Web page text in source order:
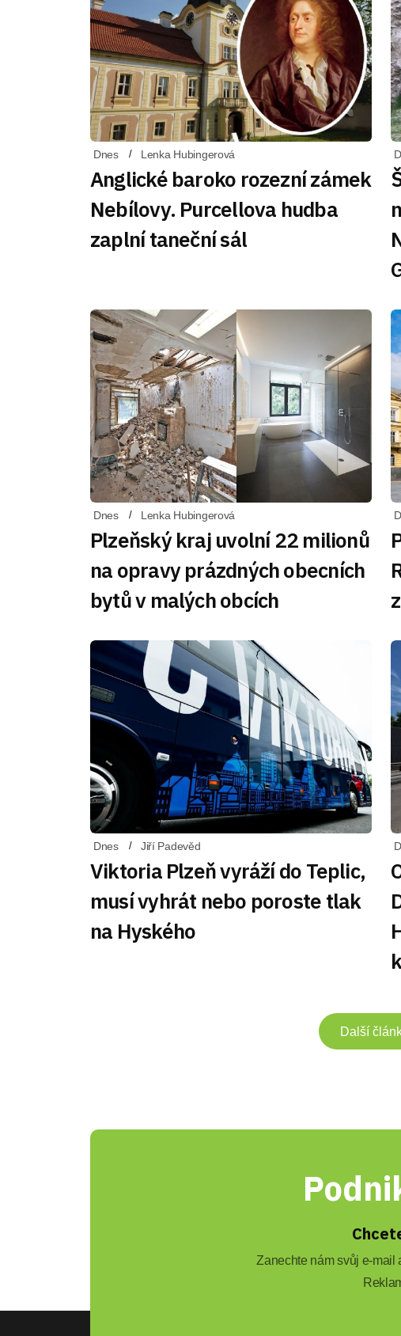
Dnes Lenka Hubingerová
Anglické baroko rozezní zámek
Nebílovy. Purcellova hudba
zaplní taneční sál
Dnes Lenka Hubingerová
Plzeňský kraj uvolní 22 milionů
na opravy prázdných obecních
bytů v malých obcích
Dnes Jiří Padevěd
Viktoria Plzeň vyráží do Teplic,
musí vyhrát nebo poroste tlak
na Hyského
Další
Zanechte nám svůj e-mail